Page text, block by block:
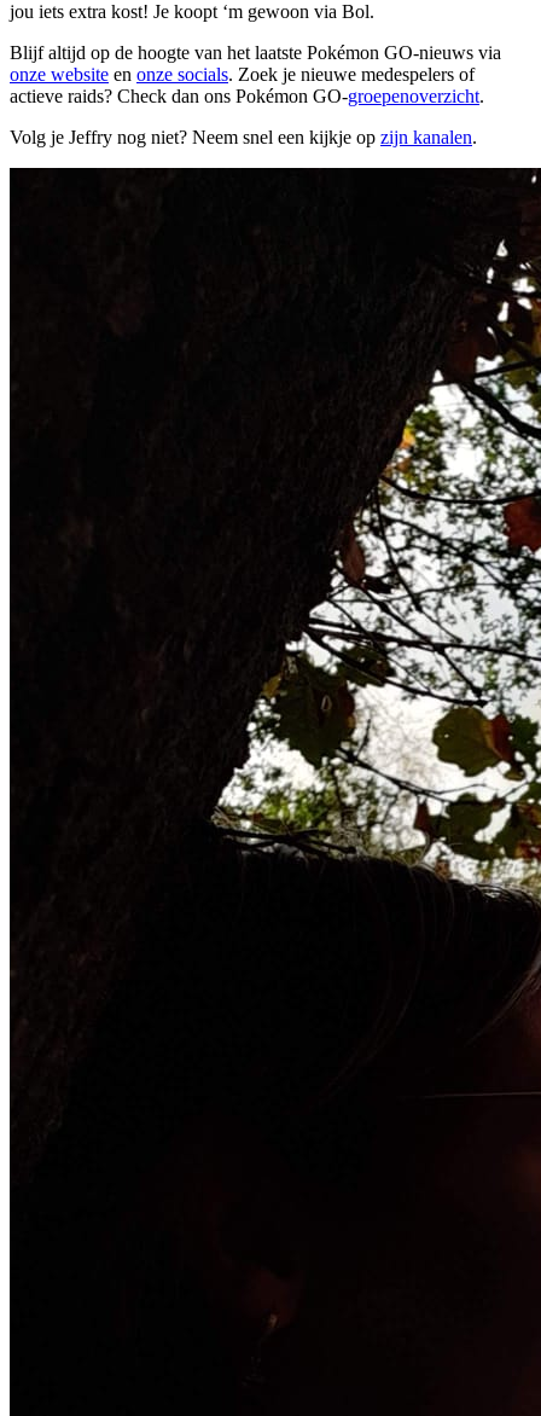
jou iets extra kost! Je koopt ‘m gewoon via Bol.
Blijf altijd op de hoogte van het laatste Pokémon GO-nieuws via
onze website en onze socials. Zoek je nieuwe medespelers of
actieve raids? Check dan ons Pokémon GO-groepenoverzicht.
Volg je Jeffry nog niet? Neem snel een kijkje op zijn kanalen.